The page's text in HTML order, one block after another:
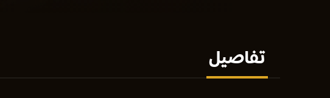
تفاصيل